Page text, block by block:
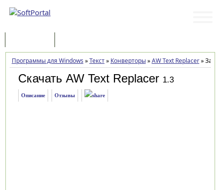
Программы для Windows »Текст» Конверторы»AW Text Replacer»
Скачать AW Text Replacer 1.3
Описание Отзывы